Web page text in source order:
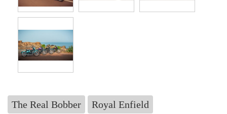
The Real Bobber Royal Enfield